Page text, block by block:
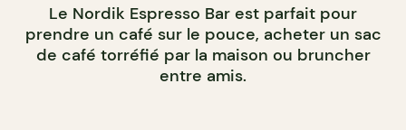
Le Nordik Espresso Bar est parfait pour
prendre un café sur le pouce, acheter un sac
de café torréfié par la maison ou bruncher
entre amis.